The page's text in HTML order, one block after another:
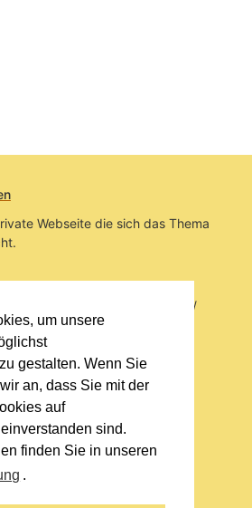
um unsere
gestalten. Wenn Sie
an, dass Sie mit der
auf
sind.
finden Sie in unseren
.
Webseite die sich das Thema
https://www.bierkreiszeichen.at/
Biersorten